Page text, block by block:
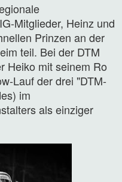
Mitglieder, Heinz und
Prinzen an der
teil. Bei der DTM
Heiko mit seinem Ro
Lauf der drei "DTM-
im
als einziger